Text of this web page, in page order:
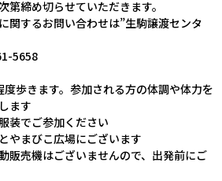
切らせていただきます。
関するお問い合わせは”生駒譲渡センタ
度歩きます。参加される方の体調や体力を
ます
装でご参加ください
やまびこ広場にございます
販売機はございませんので、出発前にご